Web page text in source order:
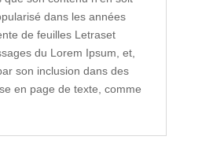
dans les années
de feuilles Letraset
du Lorem Ipsum, et,
son inclusion dans des
en page de texte, comme